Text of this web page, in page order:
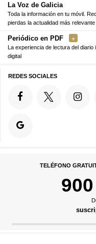
La Voz de Galicia
Toda la información en tu móvil.
pierdas la actualidad más relevante
Periódico en PDF
La experiencia de lectura del
digital
REDES SOCIALES
TELÉFONO